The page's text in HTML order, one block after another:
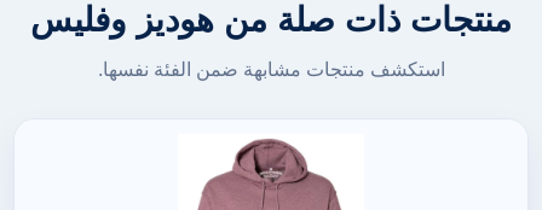
منتجات ذات صلة من هوديز وفليس
استكشف منتجات مشابهة ضمن الفئة نفسها.